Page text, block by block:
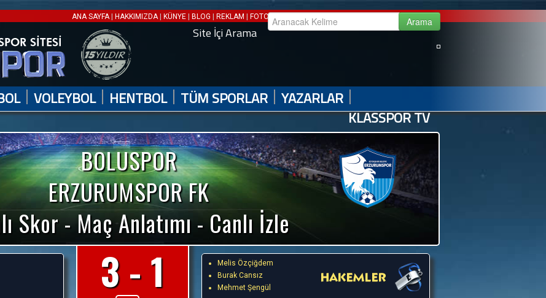
ANA SAYFA| HAKKIMIZDA| KÜNYE | BLOG | REKLAM | FOTO GALERİ VİDEO GALERİ HABER ARŞİVİ |İLETİŞİM |
Site İçi Arama
| VOLEYBOL | HENTBOL | TÜM SPORLAR | YAZARLAR |
KLASSPOR TV
BOLUSPOR
ERZURUMSPOR FK
Skor - Maç Anlatımı - Canlı İzle
3 - 1
Melis Özçiğdem
Burak Cansız
Mehmet Şengül